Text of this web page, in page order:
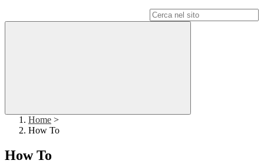
Home >
How To
How To